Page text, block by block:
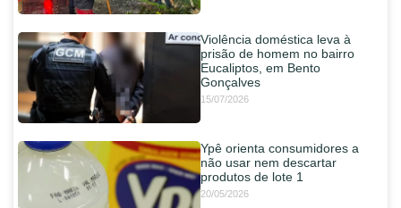
Violência doméstica leva à
prisão de homem no bairro
Eucaliptos, em Bento
Gonçalves
15/07/2026
Ypê orienta consumidores a
não usar nem descartar
produtos de lote 1
20/05/2026